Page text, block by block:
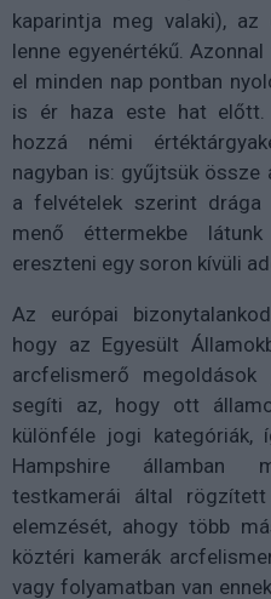
kaparintja meg valaki), az
lenne egyenértékű.
el minden nap pontban
is ér haza este hat előtt.
hozzá némi
nagyban is: gyűjtsük
a felvételek szerint drága
menő éttermekbe
ereszteni egy soron kívüli
Az európai
hogy az Egyesült
arcfelismerő
segíti az, hogy ott
különféle jogi kategóriák,
Hampshire államban
testkamerái által
elemzését, ahogy több
köztéri kamerák
vagy folyamatban van